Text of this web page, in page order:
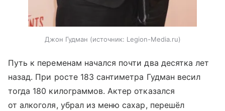
Джон Гудман источник: Legion-Media.ru
Путь к переменам начался почти два десятка лет
назад. При росте 183 сантиметра Гудман весил
тогда 180 килограммов. Актер отказался
от алкоголя, убрал из меню сахар, перешёл